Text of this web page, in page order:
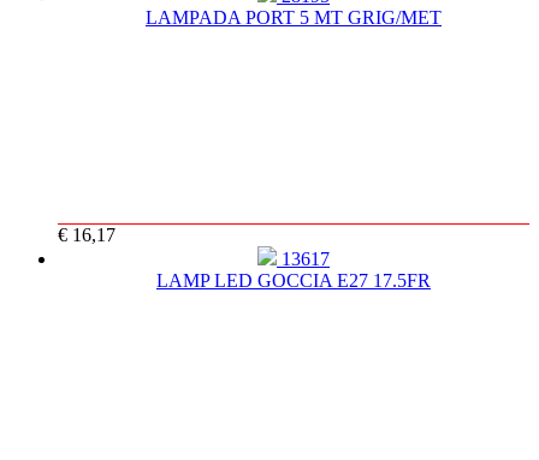
LAMPADA PORT 5 MT GRIG/MET
€ 16,17
13617
LAMP LED GOCCIA E27 17.5FR